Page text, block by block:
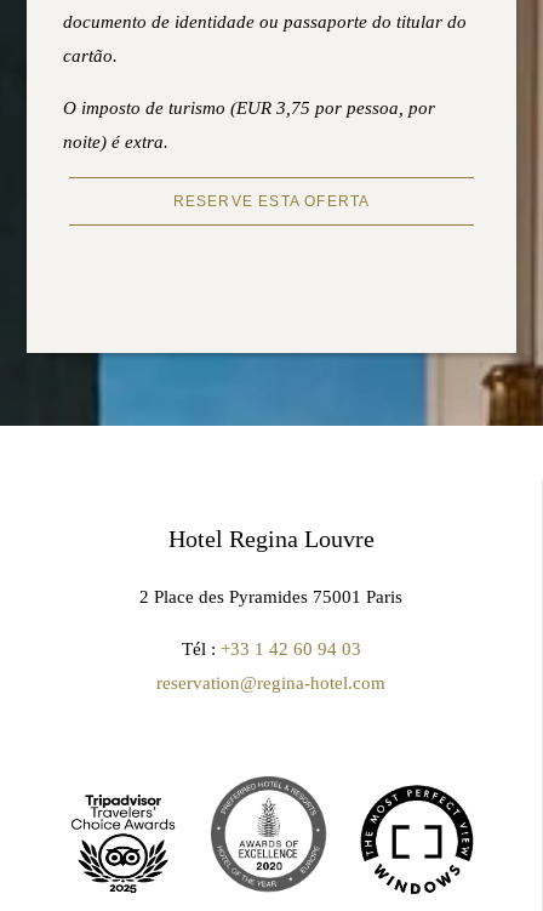
documento de identidade ou passaporte do titular do
cartão.
O imposto de turismo (EUR 3,75 por pessoa, por
noite) é extra.
RESERVE ESTA OFERTA
Hotel Regina Louvre
2 Place des Pyramides 75001 Paris
Tél : +33 1 42 60 94 03
reservation@regina-hotel.com